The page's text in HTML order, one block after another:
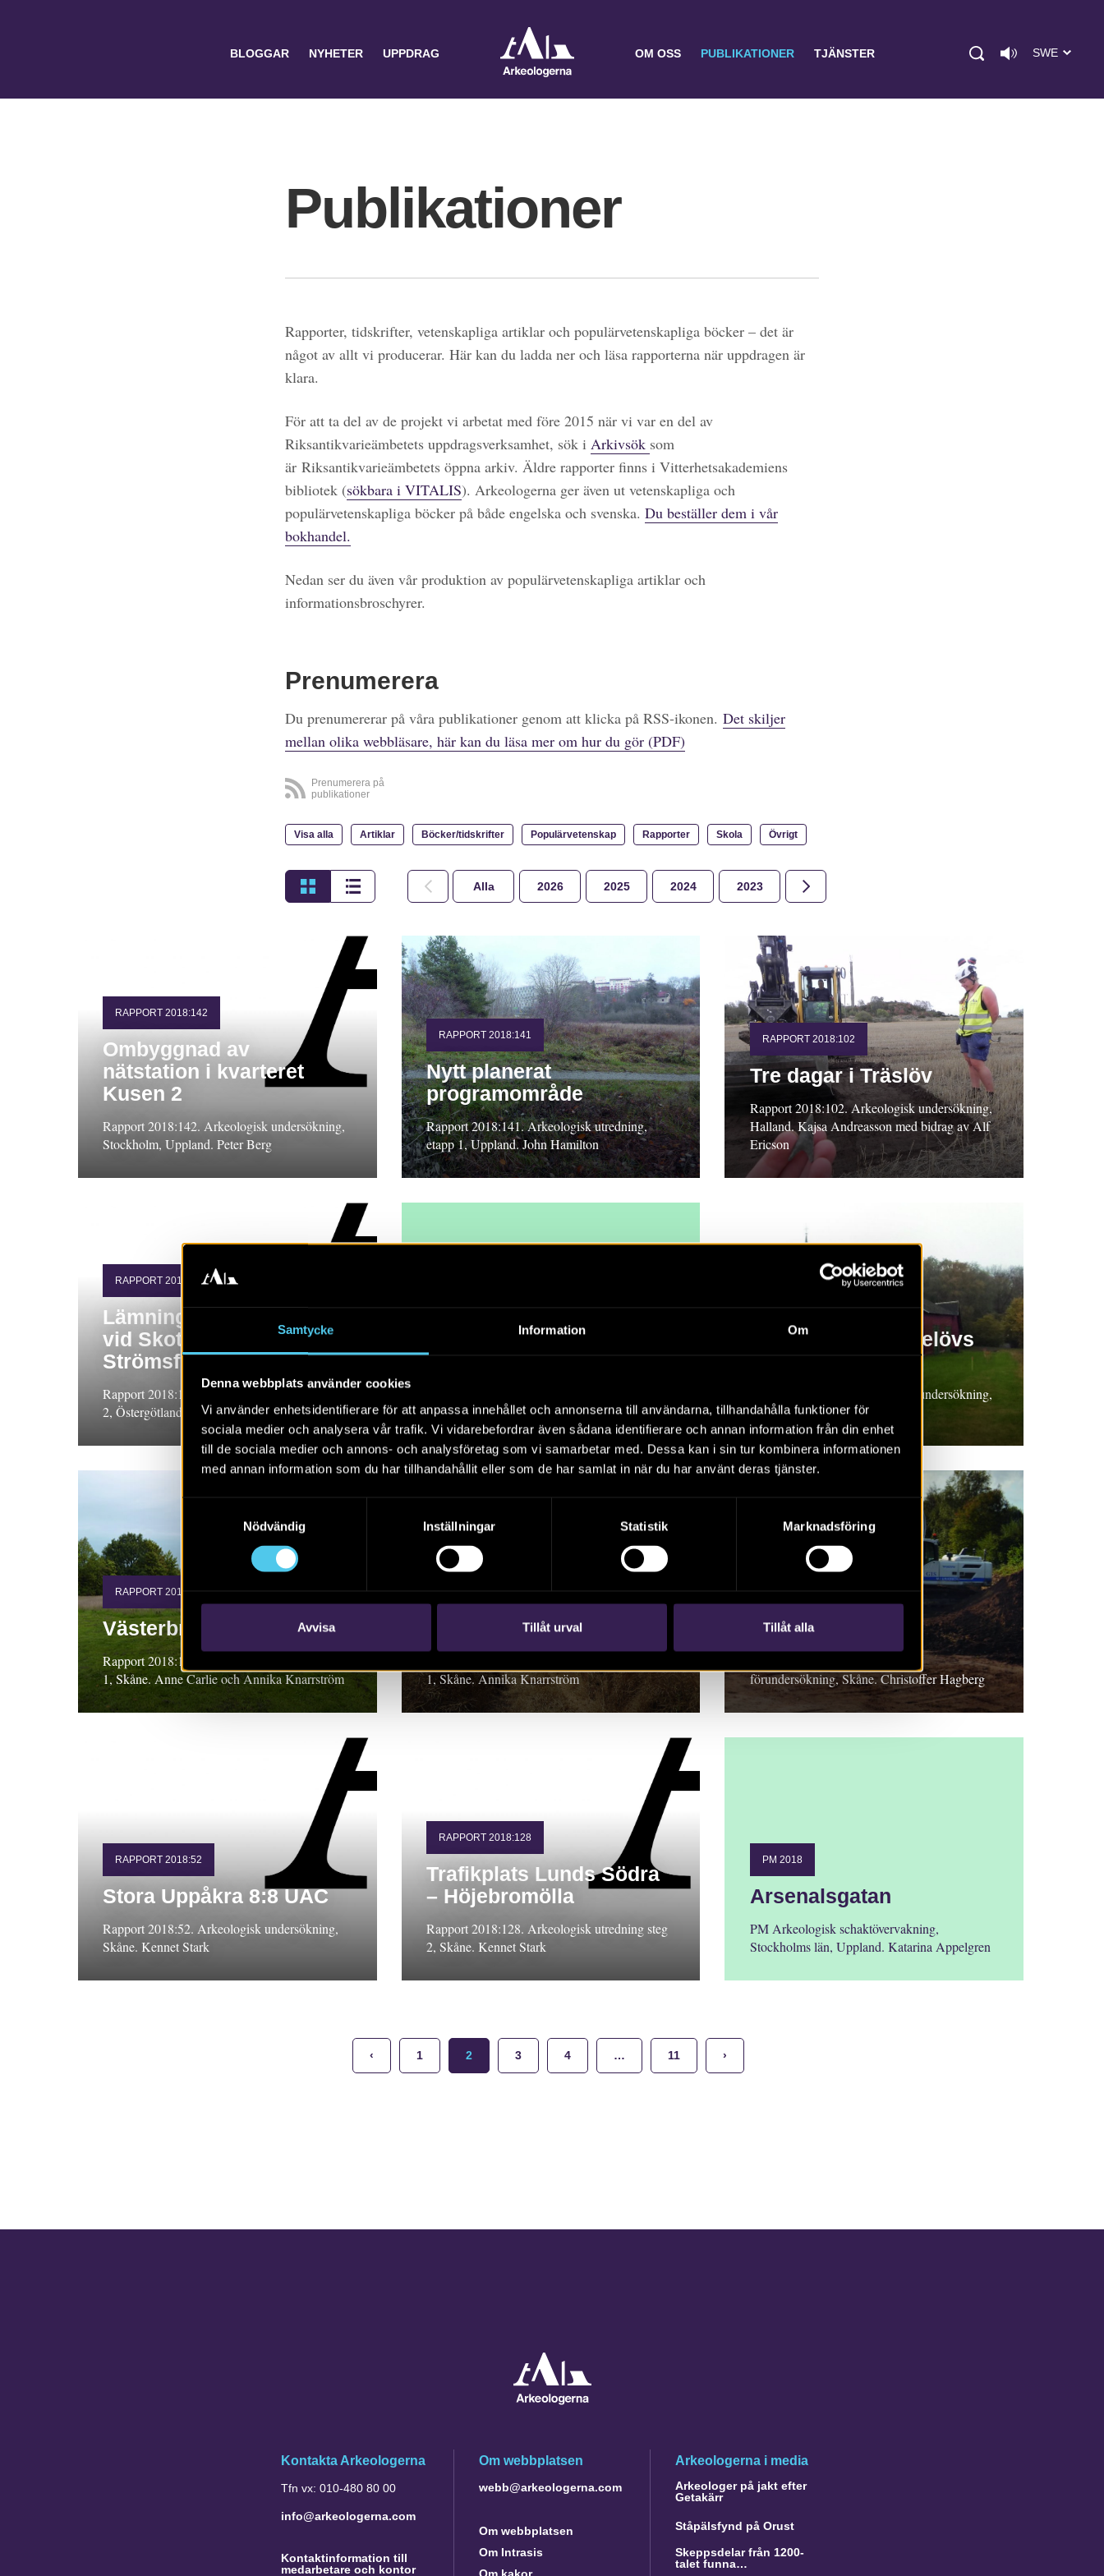
Samtycke Information Om
Denna webbplats använder cookies
Vi använder enhetsidentifierare för att anpassa innehållet och annonserna till användarna, tillhandahålla funktioner för
sociala medier och analysera vår trafik. Vi vidarebefordrar även sådana identifierare och annan information från din enhet
till de sociala medier och annons- och analysföretag som vi samarbetar med. Dessa kan i sin tur kombinera informationen
med annan information som du har tillhandahållit eller som de har samlat in när du har använt deras tjänster.
Nödvändig
Inställningar Statistik Marknadsföring
Avvisa Tillåt urval Tillåt alla
BLOGGAR NYHETER UPPDRAG OM OSS PUBLIKATIONER TJÄNSTER SWE
Publikationer
Rapporter, tidskrifter, vetenskapliga artiklar och populärvetenskapliga böcker – det är
något av allt vi producerar. Här kan du ladda ner och läsa rapporterna när uppdragen är
klara.
För att ta del av de projekt vi arbetat med före 2015 när vi var en del av
Riksantikvarieämbetets uppdragsverksamhet, sök i Arkivsök som
är Riksantikvarieämbetets öppna arkiv. Äldre rapporter finns i Vitterhetsakademiens
bibliotek (sökbara i VITALIS). Arkeologerna ger även ut vetenskapliga och
populärvetenskapliga böcker på både engelska och svenska. Du beställer dem i vår
bokhandel.
Nedan ser du även vår produktion av populärvetenskapliga artiklar och
informationsbroschyrer.
Prenumerera
Du prenumererar på våra publikationer genom att klicka på RSS-ikonen. Det skiljer
mellan olika webbläsare, här kan du läsa mer om hur du gör (PDF)
Prenumerera på
publikationer
Visa alla Artiklar Böcker/tidskrifter Populärvetenskap Rapporter Skola Övrigt
Alla 2026 2025 2024 2023 2022
RAPPORT 2018:142
Ombyggnad av
nätstation i kvarteret
Kusen 2
Rapport 2018:142. Arkeologisk undersökning,
Stockholm, Uppland. Peter Berg
RAPPORT 2018:141
Nytt planerat
programområde
Rapport 2018:141. Arkeologisk utredning,
etapp 1, Uppland. John Hamilton
RAPPORT 2018:102
Tre dagar i Träslöv
Rapport 2018:102. Arkeologisk undersökning,
Halland. Kajsa Andreasson med bidrag av Alf
Ericson
RAPPORT 2018:130
Lämningar från stenålder
vid Skottsätter i
Strömsfors
Rapport 2018:130. Arkeologisk utredning etapp
2, Östergötland. Fredrik Molin
Fiber i Dybro
Evanni
Gård nr 10 i Nöbbelövs
Rapport 2018:140. Arkeologisk undersökning,
Skåne. Mats Anglert
RAPPORT 2018:138
Västerbro
Rapport 2018:138. Arkeologisk utredning, steg
1, Skåne. Anne Carlie och Annika Knarrström
RAPPORT 2018:108
Vombsänkan till järnålder
på Lundaslätten
1, Skåne. Annika Knarrström
Tågarp 17:1
förundersökning, Skåne. Christoffer Hagberg
RAPPORT 2018:52
Stora Uppåkra 8:8 UAC
Rapport 2018:52. Arkeologisk undersökning,
Skåne. Kennet Stark
RAPPORT 2018:128
Trafikplats Lunds Södra
– Höjebromölla
Rapport 2018:128. Arkeologisk utredning steg
2, Skåne. Kennet Stark
PM 2018
Arsenalsgatan
PM Arkeologisk schaktövervakning,
Stockholms län, Uppland. Katarina Appelgren
‹ 1 2 3 4 … 11 ›
Kontakta Arkeologerna
Tfn vx: 010-480 80 00
info@arkeologerna.com
Kontaktinformation till
medarbetare och kontor
Om webbplatsen
webb@arkeologerna.com
Om webbplatsen
Om Intrasis
Arkeologerna i media
Arkeologer på jakt efter
Getakärr
Ståpälsfynd på Orust
Skeppsdelar från 1200-
talet funna…